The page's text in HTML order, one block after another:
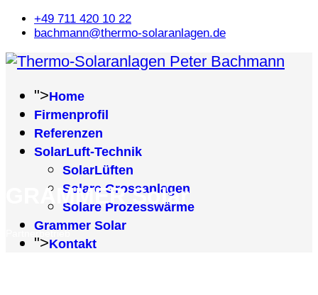
+49 711 420 10 22
bachmann@thermo-solaranlagen.de
">Home
Firmenprofil
Referenzen
SolarLuft-Technik
SolarLüften
Solare Grossanlagen
Solare Prozesswärme
Grammer Solar
">Kontakt
GRAMMER Solar
Partnerbetrieb